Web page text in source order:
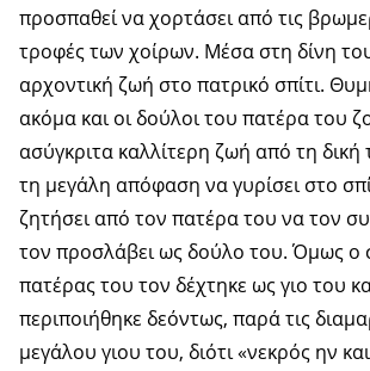
προσπαθεί να χορτάσει από τις
τροφές των χοίρων. Μέσα στη δίνη
αρχοντική ζωή στο πατρικό σπίτι.
ακόμα και οι δούλοι του πατέρα του
ασύγκριτα καλλίτερη ζωή από τη δική
τη μεγάλη απόφαση να γυρίσει στο
ζητήσει από τον πατέρα του να τον
τον προσλάβει ως δούλο του. Όμως ο
πατέρας του τον δέχτηκε ως γιο του
περιποιήθηκε δεόντως, παρά τις
μεγάλου γιου του, διότι «νεκρός ην